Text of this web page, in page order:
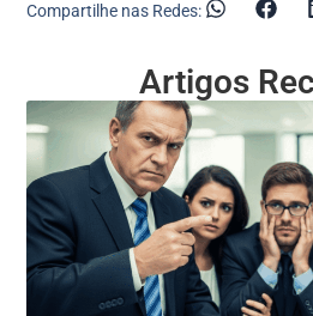
Compartilhe nas Redes:
Artigos